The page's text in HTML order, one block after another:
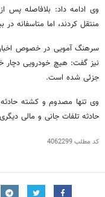
وی ادامه داد: بلافاصله پس
منتقل کردند، اما متاسفانه
سرهنگ آمویی در خصوص
نیز گفت: هیچ خودرویی دچار
جزئی شده است.
وی تنها مصدوم و کشته
حادثه تلفات جانی و مالی
کد مطلب4062299